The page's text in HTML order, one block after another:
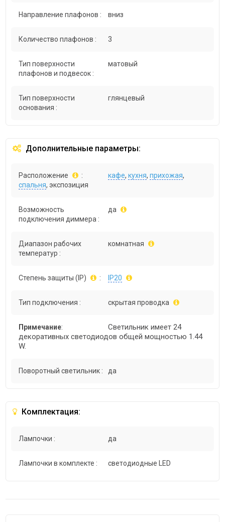
Направление плафонов : вниз
Количество плафонов : 3
Тип поверхности
плафонов и подвесок :
матовый
Тип поверхности
основания :
глянцевый
Дополнительные параметры:
Расположение : кафе,кухня,прихожая,
спальня, экспозиция
Возможность
подключения диммера :
да
Диапазон рабочих
температур :
комнатная
Степень защиты (IP) : IP20
Тип подключения : скрытая проводка
Примечание:
Светильник имеет 24
декоративных светодиодов общей мощностью 1.44
W.
Поворотный светильник : да
Комплектация:
Лампочки : да
Лампочки в комплекте : светодиодные LED